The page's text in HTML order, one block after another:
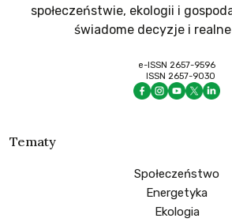
społeczeństwie, ekologii i
świadome decyzje i
e-ISSN 2657-9596
ISSN 2657-9030
Tematy
Społeczeństwo
Energetyka
Ekologia